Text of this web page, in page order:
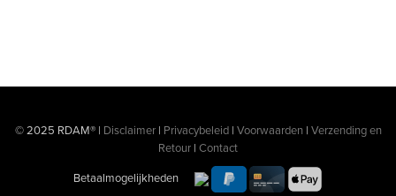
© 2025 RDAM® | Disclaimer| Privacybeleid| Voorwaarden | Verzending en
Retour | Contact
Betaalmogelijkheden